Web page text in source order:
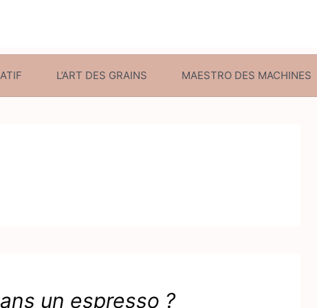
L’ART DES GRAINS MAESTRO DES MACHINES
un espresso ?